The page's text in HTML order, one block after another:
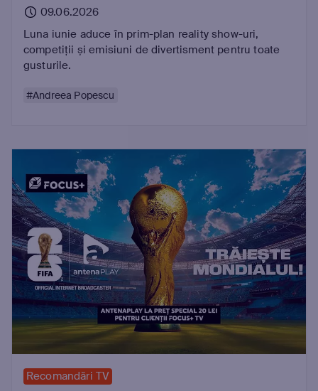
09.06.2026
Luna iunie aduce în prim-plan reality show-uri,
competiții și emisiuni de divertisment pentru toate
gusturile.
#Andreea Popescu
Recomandări TV